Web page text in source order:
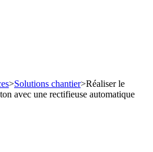
>Solutions chantier>Réaliser le
avec une rectifieuse automatique